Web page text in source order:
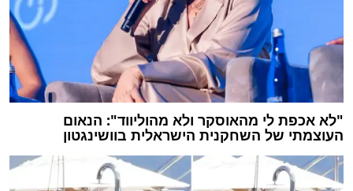
"לא אכפת לי מהאוסקר ולא מהוליווד": הנאום
העוצמתי של השחקנית הישראלית בוושינגטון